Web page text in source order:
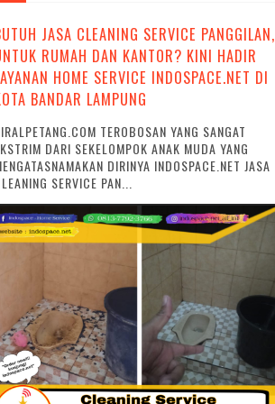
JASA CLEANING SERVICE PANGGILAN,
RUMAH DAN KANTOR? KINI HADIR
HOME SERVICE INDOSPACE.NET DI
BANDAR LAMPUNG
TEROBOSAN YANG SANGAT
DARI SEKELOMPOK ANAK MUDA YANG
DIRINYA INDOSPACE.NET JASA
SERVICE PAN...